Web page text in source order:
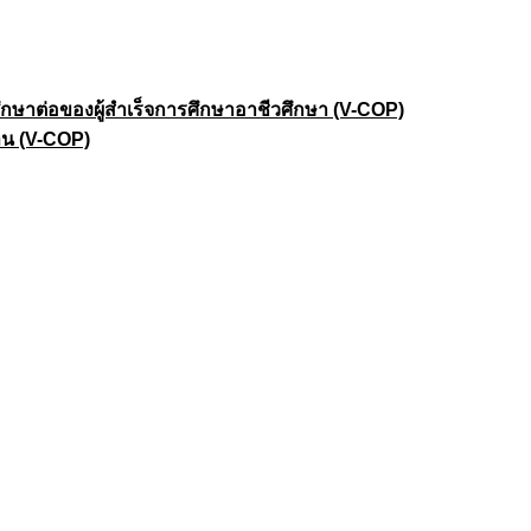
าต่อของผู้สำเร็จการศึกษาอาชีวศึกษา (V-COP)
(V-COP)